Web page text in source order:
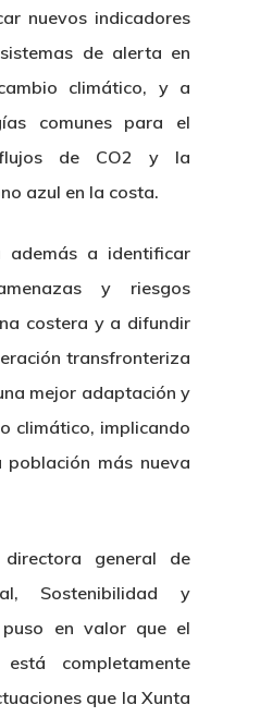
nuevos indicadores
de alerta en
climático, y a
comunes para el
de CO2 y la
azul en la costa.
además a identificar
y riesgos
costera y a difundir
transfronteriza
mejor adaptación y
climático, implicando
población más nueva
general de
Sostenibilidad y
en valor que el
completamente
que la Xunta